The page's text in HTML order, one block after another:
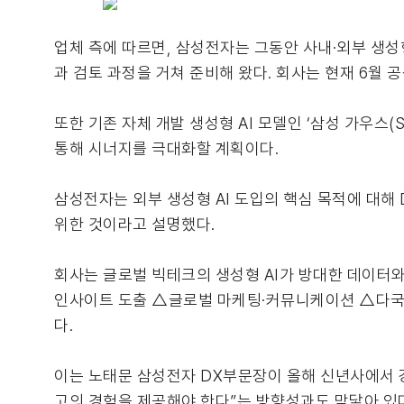
업체 측에 따르면, 삼성전자는 그동안 사내·외부 생
과 검토 과정을 거쳐 준비해 왔다. 회사는 현재 6월
또한 기존 자체 개발 생성형 AI 모델인 ‘삼성 가우스
통해 시너지를 극대화할 계획이다.
삼성전자는 외부 생성형 AI 도입의 핵심 목적에 대
위한 것이라고 설명했다.
회사는 글로벌 빅테크의 생성형 AI가 방대한 데이터
인사이트 도출 △글로벌 마케팅·커뮤니케이션 △다
다.
이는 노태문 삼성전자 DX부문장이 올해 신년사에